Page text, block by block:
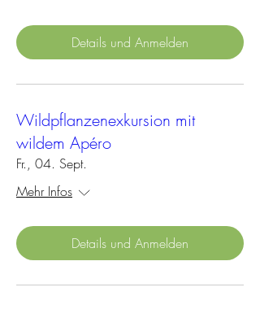
Details und Anmelden
Wildpflanzenexkursion mit
wildem Apéro
Fr., 04. Sept.
Mehr Infos
Details und Anmelden